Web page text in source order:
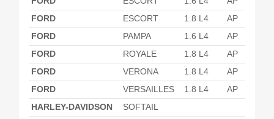
FORD
ESCORT 1.8 L4
AP
FORD
PAMPA 1.6 L4
AP
FORD
ROYALE 1.8 L4
AP
FORD
VERONA 1.8 L4
AP
FORD
VERSAILLES 1.8 L4
AP
HARLEY-DAVIDSON
SOFTAIL